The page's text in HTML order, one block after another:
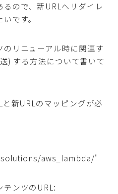
ので、新URLへリダイレ
です。
リニューアル時に関連す
) する方法について書いて
新URLのマッピングが必
aws_lambda/"
ンツのURL: